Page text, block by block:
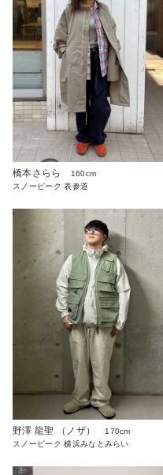
橋本さらら
160cm
スノーピーク 表参道
野澤 龍聖 （ノザ）
170cm
スノーピーク 横浜みなとみらい